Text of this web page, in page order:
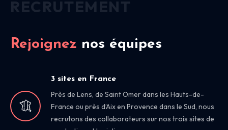
Rejoignez nos équipes
3 sites en France
Près de Lens, de Saint Omer dans les Hauts-de-
France ou près d’Aix en Provence dans le Sud, nous
recrutons des collaborateurs sur nos trois sites de
RECRUTEMENT